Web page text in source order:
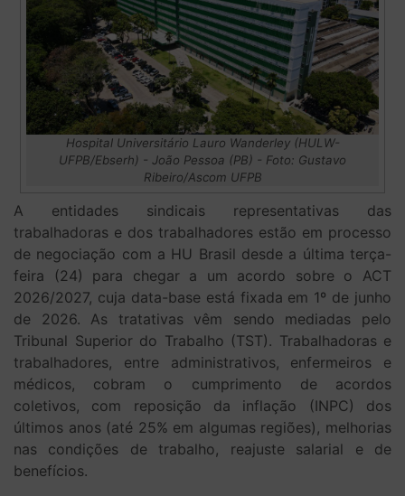
Hospital Universitário Lauro Wanderley (HULW-
UFPB/Ebserh) - João Pessoa (PB) - Foto: Gustavo
Ribeiro/Ascom UFPB
A entidades sindicais representativas das
trabalhadoras e dos trabalhadores estão em processo
de negociação com a HU Brasil desde a última terça-
feira (24) para chegar a um acordo sobre o ACT
2026/2027, cuja data-base está fixada em 1º de junho
de 2026. As tratativas vêm sendo mediadas pelo
Tribunal Superior do Trabalho (TST). Trabalhadoras e
trabalhadores, entre administrativos, enfermeiros e
médicos, cobram o cumprimento de acordos
coletivos, com reposição da inflação (INPC) dos
últimos anos (até 25% em algumas regiões), melhorias
nas condições de trabalho, reajuste salarial e de
benefícios.